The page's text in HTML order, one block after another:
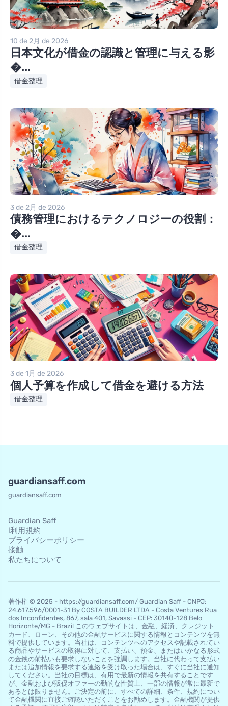
10 de 2月 de 2026
日本文化が借金の認識と管理に与える影
�...
借金整理
3 de 2月 de 2026
債務管理におけるテクノロジーの役割：
�...
借金整理
3 de 1月 de 2026
個人予算を作成して借金を避ける方法
借金整理
guardiansaff.com
guardiansaff.com
Guardian Saff
l利用規約
プライバシーポリシー
接触
私たちについて
著作権 © 2025 - https://guardiansaff.com/ Guardian Saff - CNPJ:
24.617.596/0001-31 By COSTA BUILDER LTDA - Costa Ventures Rua
dos Inconfidentes, 867, sala 401, Savassi - CEP: 30140-128 Belo
Horizo​​nte/MG - Brazil このウェブサイトは、金融、経済、クレジット
カード、ローン、その他の金融サービスに関する情報とコンテンツを無
料で提供しています。当社は、コンテンツへのアクセスや記載されてい
る商品やサービスの取得に対して、支払い、預金、またはいかなる形式
の金銭の前払いも要求しないことを強調します。当社に代わって支払い
または追加情報を要求する連絡を受け取った場合は、すぐに当社に通知
してください。当社の目標は、有用で最新の情報を共有することです
が、金融および販促オファーの動的な性質上、一部の情報が常に最新で
あるとは限りません。ご決定の前に、すべての詳細、条件、規約につい
て金融機関に直接ご確認いただくことをお勧めします。金融機関が提供